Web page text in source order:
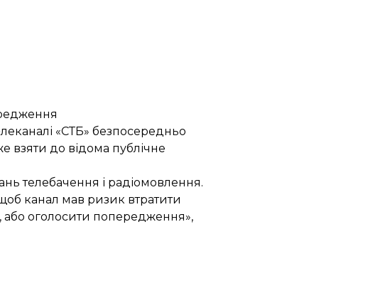
«СТБ» безпосередньо
взяти до відома публічне
телебачення і радіомовлення.
канал мав ризик втратити
або оголосити попередження»,